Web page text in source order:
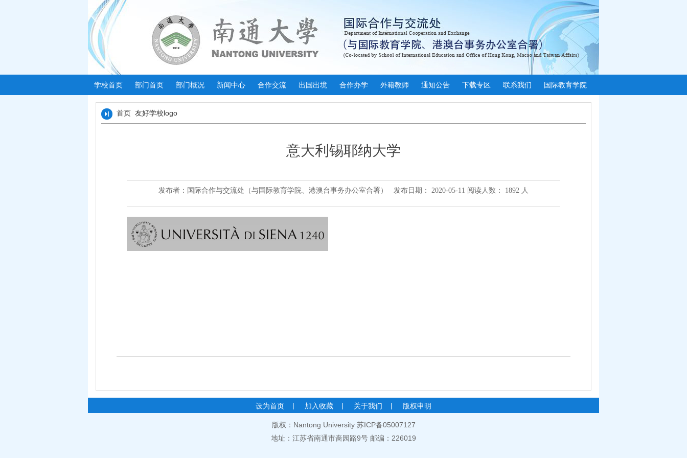
学校首页 部门首页 部门概况 新闻中心 合作交流 出国出境 合作办学 外籍教师 通知公告 下载专区 联系我们 国际教育学院
首页 友好学校logo
意大利锡耶纳大学
发布者：国际合作与交流处（与国际教育学院、港澳台事务办公室合署） 发布日期： 2020-05-11 阅读人数： 1892 人
设为首页 | 加入收藏 | 关于我们 | 版权申明
版权：Nantong University 苏ICP备05007127
地址：江苏省南通市啬园路9号 邮编：226019